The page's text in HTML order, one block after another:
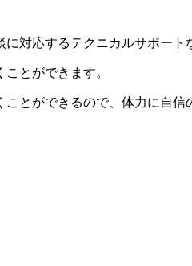
対応するテクニカルサポート
とができます。
とができるので、体力に自